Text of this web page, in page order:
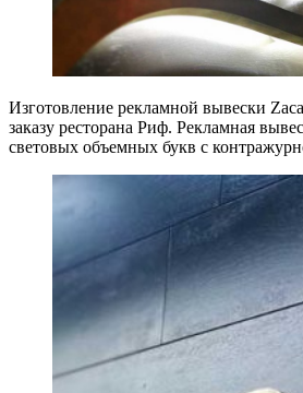
Изготовление рекламной вывески
заказу ресторана Риф. Рекламная
световых объемных букв с